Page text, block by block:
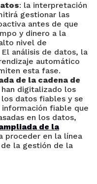
: la interpretación
gestionar las
antes de que
y dinero a la
nivel de
análisis de datos, la
automático
esta fase.
de la cadena de
digitalizado los
datos fiables y se
fiable que
en los datos,
de la
proceder en la línea
la gestión de la